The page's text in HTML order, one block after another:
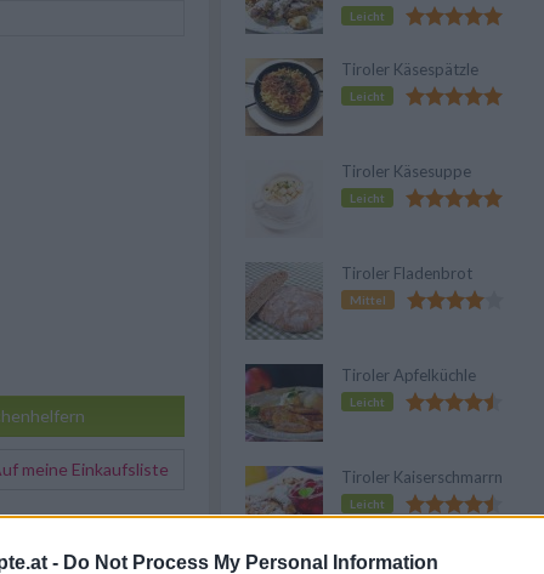
- Do Not Process My Personal Information
meine Einkaufsliste
zahlreiche Fans
Leicht
Tiroler Käsespätzle
Leicht
Tiroler Käsesuppe
Leicht
Tiroler Fladenbrot
Mittel
Tiroler Apfelküchle
Leicht
Tiroler Kaiserschmarrn
Leicht